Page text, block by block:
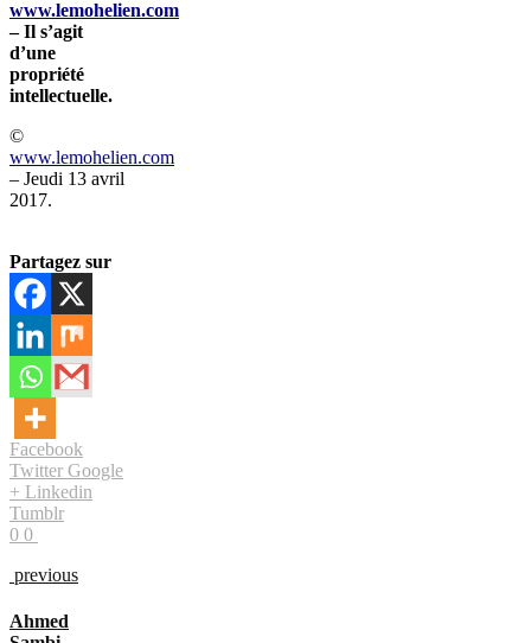
www.lemohelien.com
– Il s’agit
d’une
propriété
intellectuelle.
©
www.lemohelien.com
– Jeudi 13 avril
2017.
Partagez sur
Facebook
Twitter Google
+ Linkedin
Tumblr
0 0
previous
Ahmed